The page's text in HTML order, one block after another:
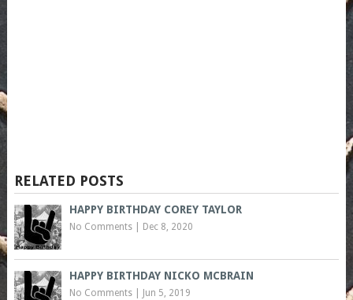
RELATED POSTS
HAPPY BIRTHDAY COREY TAYLOR
No Comments| Dec 8, 2020
HAPPY BIRTHDAY NICKO MCBRAIN
No Comments| Jun 5, 2019